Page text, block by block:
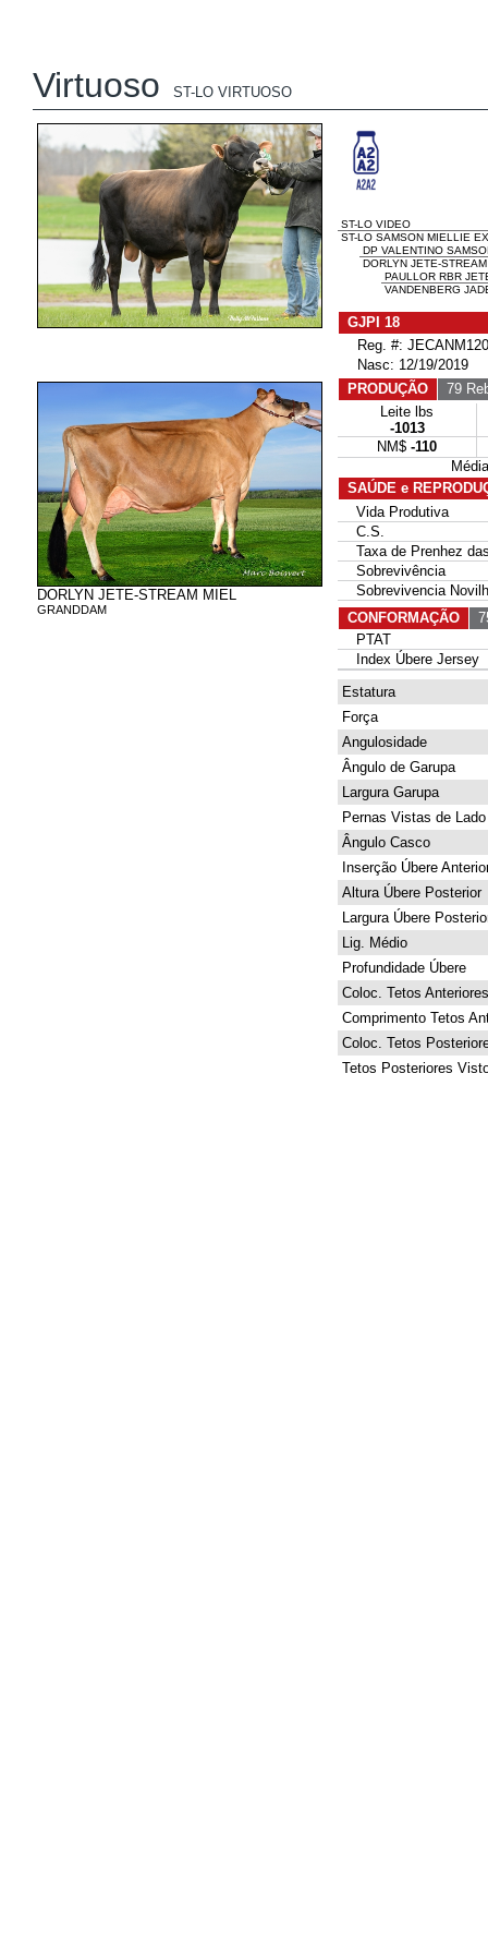
Virtuoso ST-LO VIRTUOSO
DORLYN JETE-STREAM MIEL
GRANDDAM
ST-LO VIDEO
ST-LO SAMSON MIELLIE
DP VALENTINO
DORLYN JETE-
PAULLOR RBR
VANDENBERG
GJPI 18
Reg. #:
Nasc: 12/19/2019
PRODUÇÃO
79
Leite lbs
-1013
NM$ -110
SAÚDE e
Vida Produtiva
C.S.
Taxa de Prenhez
Sobrevivência
Sobrevivencia
CONFORMAÇÃO
PTAT
Index Úbere Jersey
Estatura
Força
Angulosidade
Ângulo de Garupa
Largura Garupa
Pernas Vistas de Lado
Ângulo Casco
Inserção Úbere
Altura Úbere Posterior
Largura Úbere
Lig. Médio
Profundidade Úbere
Coloc. Tetos Anteriores
Comprimento Tetos
Coloc. Tetos
Tetos Posteriores